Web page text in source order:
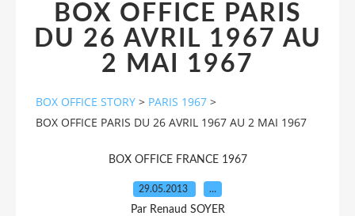
BOX OFFICE PARIS
DU 26 AVRIL 1967 AU
2 MAI 1967
BOX OFFICE STORY > PARIS 1967 >
BOX OFFICE PARIS DU 26 AVRIL 1967 AU 2 MAI 1967
BOX OFFICE FRANCE 1967
29.05.2013 …
Par Renaud SOYER